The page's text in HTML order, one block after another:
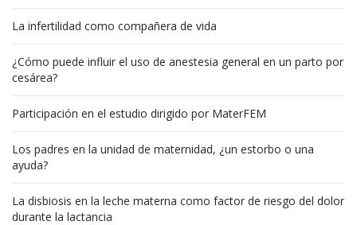
La infertilidad como compañera de vida
¿Cómo puede influir el uso de anestesia general en un parto por
cesárea?
Participación en el estudio dirigido por MaterFEM
Los padres en la unidad de maternidad, ¿un estorbo o una
ayuda?
La disbiosis en la leche materna como factor de riesgo del dolor
durante la lactancia